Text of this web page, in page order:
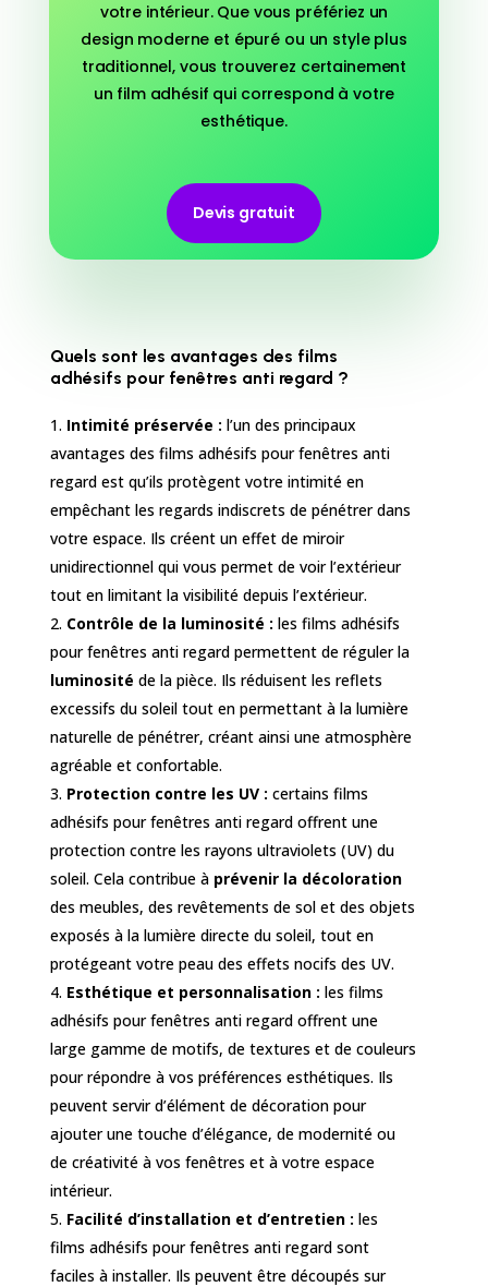
votre intérieur. Que vous préfériez un
design moderne et épuré ou un style plus
traditionnel, vous trouverez certainement
un film adhésif qui correspond à votre
esthétique.
Devis gratuit
Quels sont les avantages des films
adhésifs pour fenêtres anti regard ?
Intimité préservée : l’un des principaux
avantages des films adhésifs pour fenêtres anti
regard est qu’ils protègent votre intimité en
empêchant les regards indiscrets de pénétrer dans
votre espace. Ils créent un effet de miroir
unidirectionnel qui vous permet de voir l’extérieur
tout en limitant la visibilité depuis l’extérieur.
Contrôle de la luminosité : les films adhésifs
pour fenêtres anti regard permettent de réguler la
luminosité de la pièce. Ils réduisent les reflets
excessifs du soleil tout en permettant à la lumière
naturelle de pénétrer, créant ainsi une atmosphère
agréable et confortable.
Protection contre les UV : certains films
adhésifs pour fenêtres anti regard offrent une
protection contre les rayons ultraviolets (UV) du
soleil. Cela contribue à prévenir la décoloration
des meubles, des revêtements de sol et des objets
exposés à la lumière directe du soleil, tout en
protégeant votre peau des effets nocifs des UV.
Esthétique et personnalisation : les films
adhésifs pour fenêtres anti regard offrent une
large gamme de motifs, de textures et de couleurs
pour répondre à vos préférences esthétiques. Ils
peuvent servir d’élément de décoration pour
ajouter une touche d’élégance, de modernité ou
de créativité à vos fenêtres et à votre espace
intérieur.
Facilité d’installation et d’entretien : les
films adhésifs pour fenêtres anti regard sont
faciles à installer. Ils peuvent être découpés sur